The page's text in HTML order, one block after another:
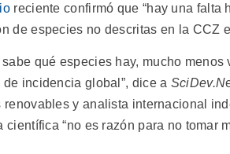
reciente confirmó que “hay una falta
de especies no descritas en la CCZ
sabe qué especies hay, mucho
de incidencia global”, dice a SciDev.N
renovables y analista internacional
científica “no es razón para no tomar